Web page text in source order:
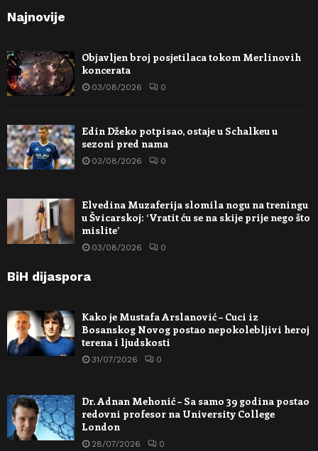
Najnovije
Objavljen broj posjetilaca tokom Merlinovih
koncerata
03/08/2026 0
Edin Džeko potpisao, ostaje u Schalkeu u
sezoni pred nama
03/08/2026 0
Elvedina Muzaferija slomila nogu na treningu
u Švicarskoj: ‘Vratit ću se na skije prije nego što
mislite’
03/08/2026 0
BiH dijaspora
Kako je Mustafa Arslanović – Cuci iz
Bosanskog Novog postao nepokolebljivi heroj
terena i ljudskosti
31/07/2026 0
Dr. Adnan Mehonić – Sa samo 39 godina postao
redovni profesor na University College
London
28/07/2026 0